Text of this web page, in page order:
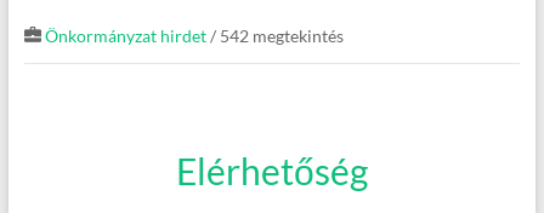
Önkormányzat hirdet/ 542 megtekintés
Elérhetőség